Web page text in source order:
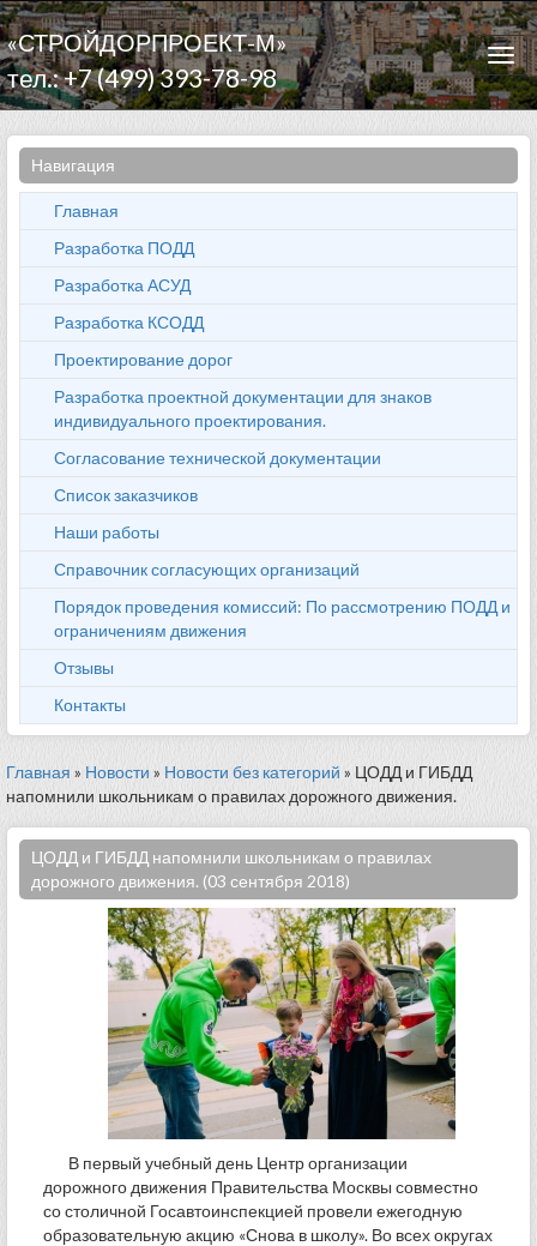
«СТРОЙДОРПРОЕКТ-М»
тел.: +7 (499) 393-78-98
Навигация
Главная
Разработка ПОДД
Разработка АСУД
Разработка КСОДД
Проектирование дорог
Разработка проектной документации для знаков
индивидуального проектирования.
Согласование технической документации
Список заказчиков
Наши работы
Справочник согласующих организаций
Порядок проведения комиссий: По рассмотрению ПОДД и
ограничениям движения
Отзывы
Контакты
Главная » Новости » Новости без категорий » ЦОДД и ГИБДД
напомнили школьникам о правилах дорожного движения.
ЦОДД и ГИБДД напомнили школьникам о правилах
дорожного движения. (03 сентября 2018)
В первый учебный день Центр организации
дорожного движения Правительства Москвы совместно
со столичной Госавтоинспекцией провели ежегодную
образовательную акцию «Снова в школу». Во всех округах